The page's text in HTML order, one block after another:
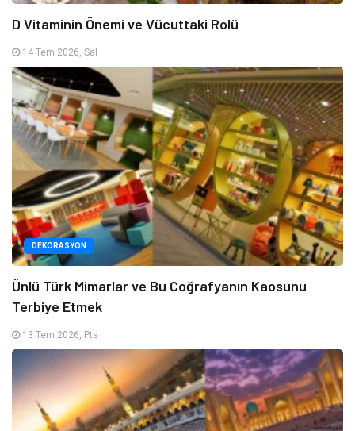
D Vitaminin Önemi ve Vücuttaki Rolü
14 Tem 2026, Sal
DEKORASYON
Ünlü Türk Mimarlar ve Bu Coğrafyanın Kaosunu
Terbiye Etmek
13 Tem 2026, Pts